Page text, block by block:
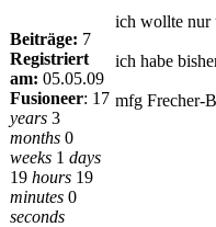
Beiträge: 7
Registriert
am: 05.05.09
Fusioneer: 17
years 3
months 0
weeks 1 days
19 hours 19
minutes 0
seconds
ich wollte nur
ich habe
mfg Frecher-